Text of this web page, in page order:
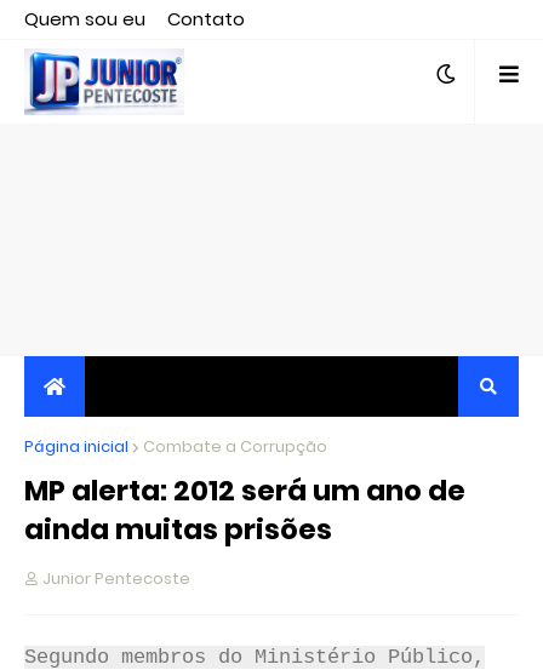
Quem sou eu
Contato
Editor responsável, jornalista Clovis Almeida.
JORNALISMO INDEPENDENTE, TRANSPARENTE E
CRÍTICO
Página inicial Combate a Corrupção
MP alerta: 2012 será um ano de
ainda muitas prisões
Junior Pentecoste
Segundo membros do Ministério Público,